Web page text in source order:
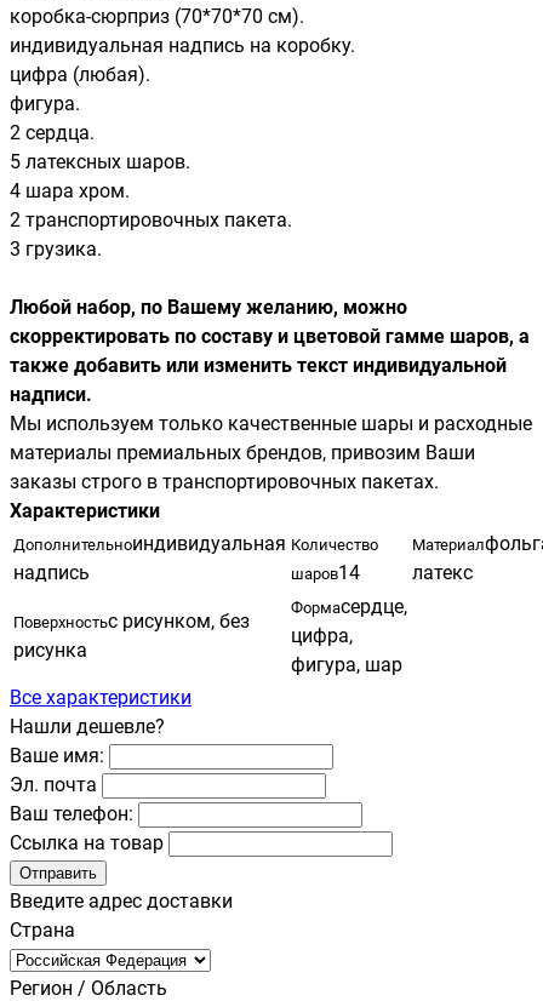
коробка-сюрприз (70*70*70 см).
индивидуальная надпись на коробку.
цифра (любая).
фигура.
2 сердца.
5 латексных шаров.
4 шара хром.
2 транспортировочных пакета.
3 грузика.
Любой набор, по Вашему желанию, можно
скорректировать по составу и цветовой гамме шаров, а
также добавить или изменить текст индивидуальной
надписи.
Мы используем только качественные шары и расходные
материалы премиальных брендов, привозим Ваши
заказы строго в транспортировочных пакетах.
Характеристики
Дополнительноиндивидуальная
надпись
Количество
шаров14
Материал
латекс
Поверхностьс рисунком, без
рисунка
Формасердце,
цифра,
фигура, шар
Все характеристики
Нашли дешевле?
Ваше имя:
Эл. почта
Ваш телефон:
Ссылка на товар
Отправить
Введите адрес доставки
Страна
Регион / Область